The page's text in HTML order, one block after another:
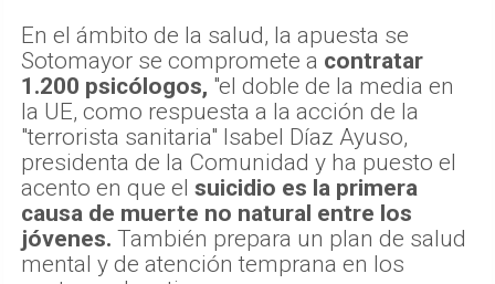
En el ámbito de la salud, la apuesta se
Sotomayor se compromete a contratar
1.200 psicólogos, "el doble de la media en
la UE, como respuesta a la acción de la
"terrorista sanitaria" Isabel Díaz Ayuso,
presidenta de la Comunidad y ha puesto el
acento en que el suicidio es la primera
causa de muerte no natural entre los
jóvenes. También prepara un plan de salud
mental y de atención temprana en los